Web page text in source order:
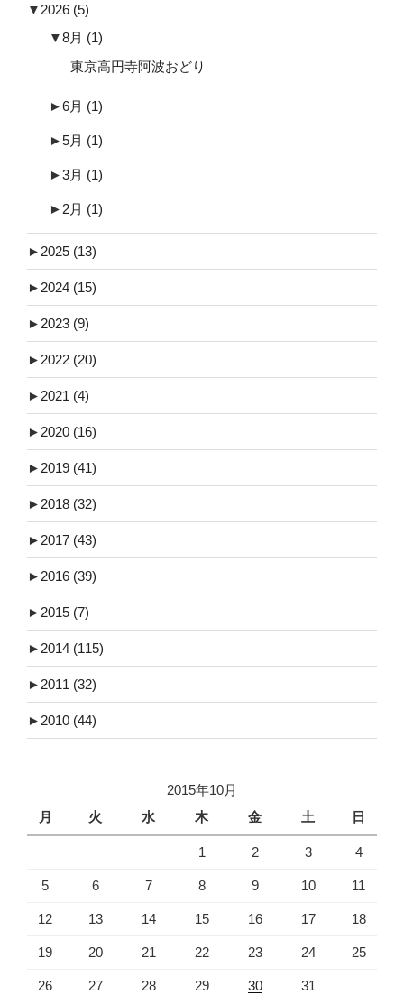
▼ 2026 (5)
▼8月 (1)
東京高円寺阿波おどり
►6月 (1)
►5月 (1)
►3月 (1)
► 2月 (1)
► 2025 (13)
► 2024 (15)
► 2023 (9)
► 2022 (20)
► 2021 (4)
► 2020 (16)
► 2019 (41)
► 2018 (32)
► 2017 (43)
► 2016 (39)
► 2015 (7)
► 2014 (115)
► 2011 (32)
► 2010 (44)
2015年10月
月
火 水 木 金 土 日
1 2 3 4
5 6 7 8 9 10 11
12 13 14 15 16 17 18
19 20 21 22 23 24 25
26 27 28 29 30 31